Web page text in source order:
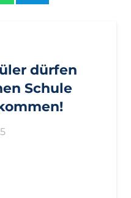
dürfen
Schule